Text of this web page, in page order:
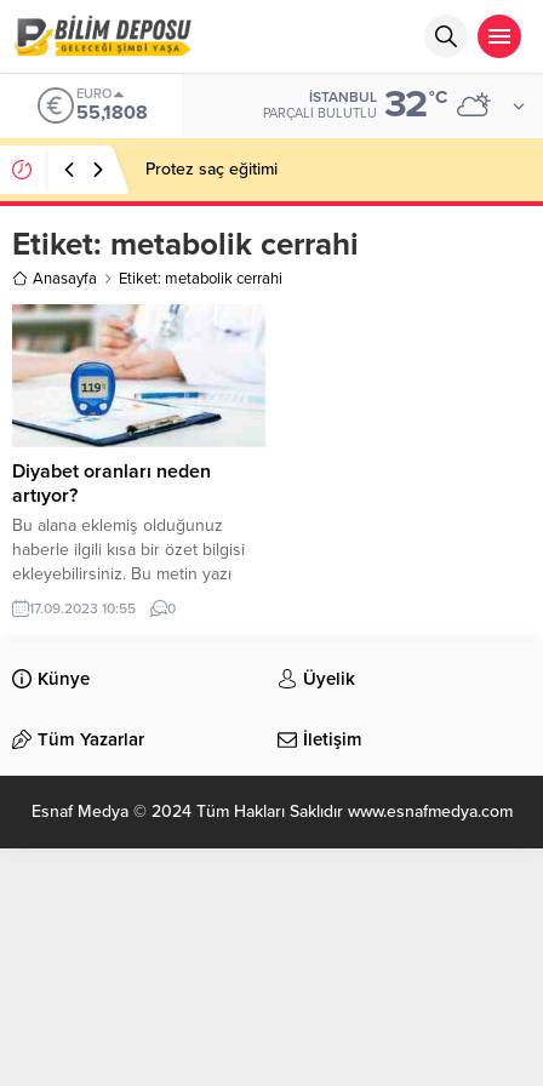
EURO
55,1808
İSTANBUL
PARÇALI BULUTLU 32°C
Protez saç eğitimi
Etiket: metabolik cerrahi
Anasayfa Etiket: metabolik cerrahi
Diyabet oranları neden
artıyor?
Bu alana eklemiş olduğunuz
haberle ilgili kısa bir özet bilgisi
ekleyebilirsiniz. Bu metin yazı
düzenleme sayfasında “Özet”
bölümünden eklenebilir. Özet
olarak bu şekilde gösterilir,
eklenmemişse bu alan boş kalır.
17.09.2023 10:55 0
Künye Üyelik
Tüm Yazarlar İletişim
Esnaf Medya © 2024 Tüm Hakları Saklıdır www.esnafmedya.com